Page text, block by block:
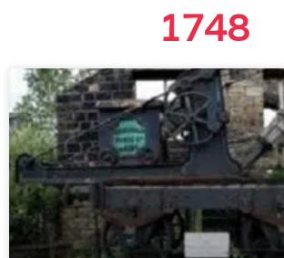
1748